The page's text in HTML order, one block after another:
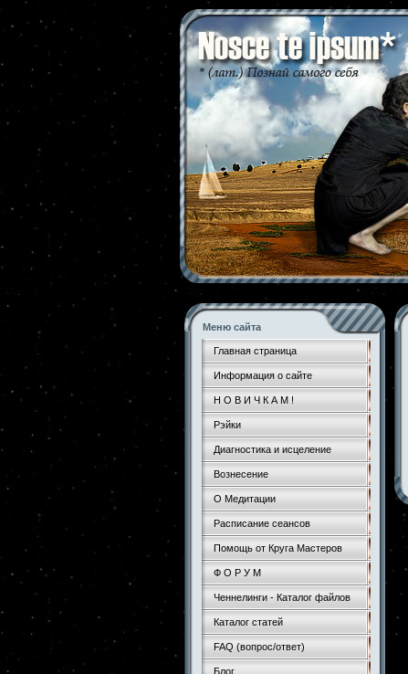
Меню сайта
Главная страница
Информация о сайте
Н О В И Ч К А М !
Рэйки
Диагностика и исцеление
Вознесение
О Медитации
Расписание сеансов
Помощь от Круга Мастеров
Ф О Р У М
Ченнелинги - Каталог файлов
Каталог статей
FAQ (вопрос/ответ)
Блог